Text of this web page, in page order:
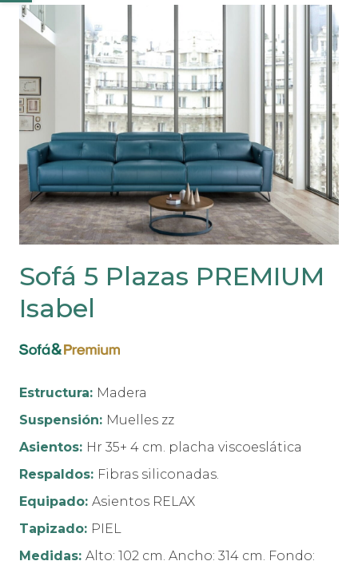
Sofá 5 Plazas PREMIUM
Isabel
Estructura: Madera
Suspensión: Muelles zz
Asientos: Hr 35+ 4 cm. placha viscoeslática
Respaldos: Fibras siliconadas.
Equipado: Asientos RELAX
Tapizado: PIEL
Medidas: Alto: 102 cm. Ancho: 314 cm. Fondo: